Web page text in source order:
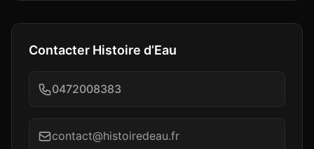
Contacter Histoire d’Eau
0472008383
contact@histoiredeau.fr